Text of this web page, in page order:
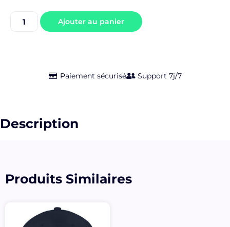
Ajouter au panier
Paiement sécurisé Support 7j/7
Description
Produits Similaires